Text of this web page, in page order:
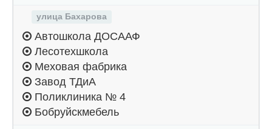
улица Бахарова
Автошкола ДОСААФ
Лесотехшкола
Меховая фабрика
Завод ТДиА
Поликлиника № 4
Бобруйскмебель